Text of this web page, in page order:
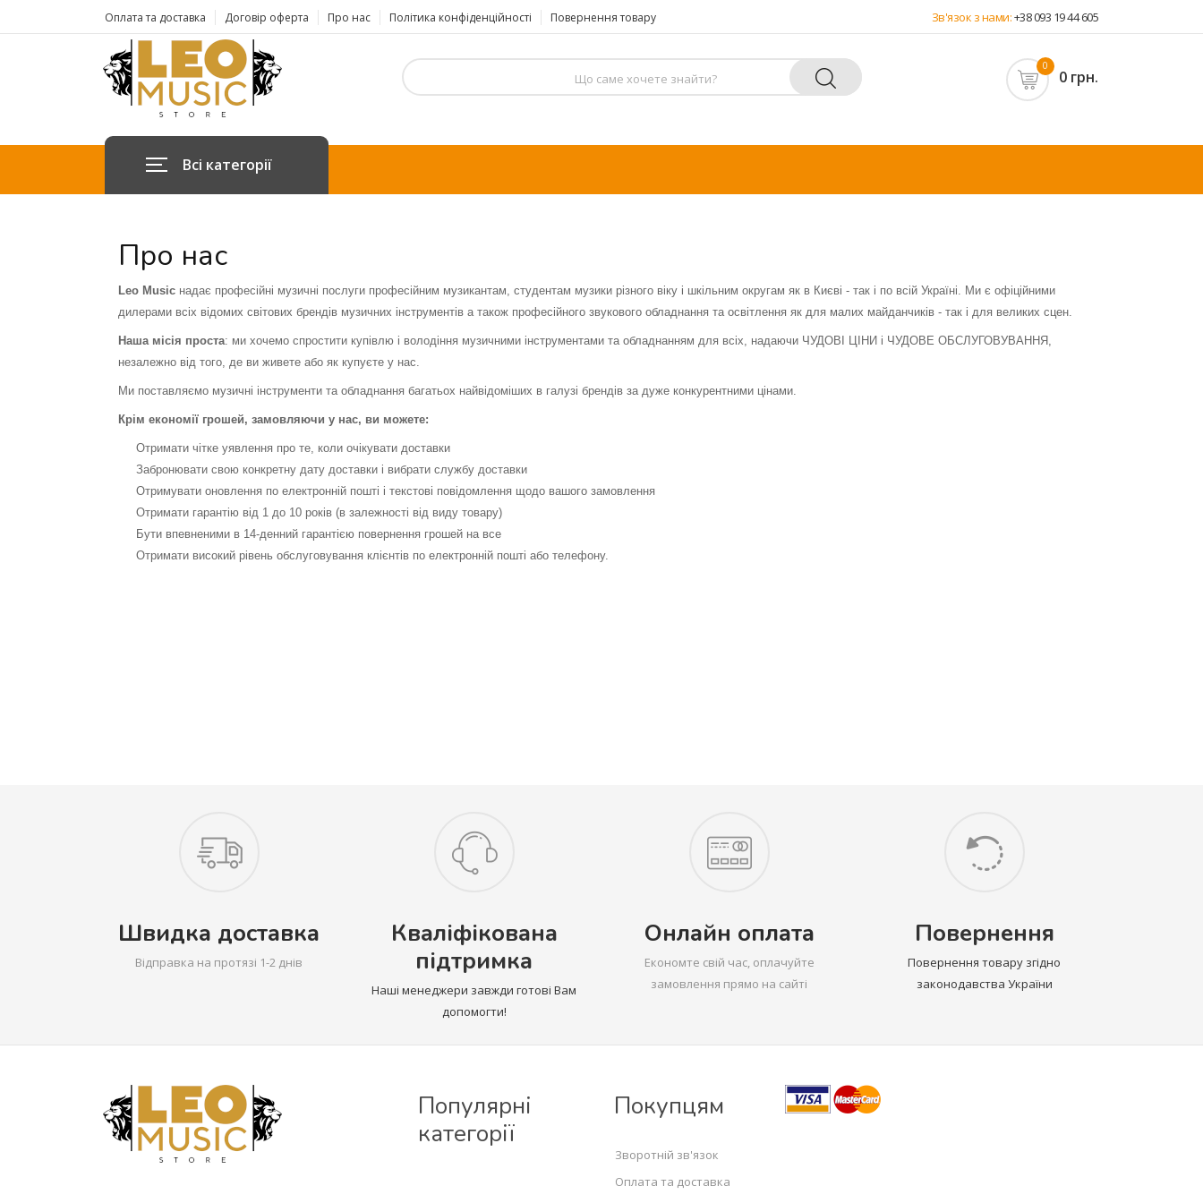
Оплата та доставка Договір оферта Про нас Політика конфіденційності Повернення товару Зв'язок з нами:+38 093 19 44 605
0
0 грн.
Всі категорії
Про нас
Leo Music надає професійні музичні послуги професійним музикантам, студентам музики різного віку і шкільним округам як в Києві - так і по всій Україні. Ми є офіційними
дилерами всіх відомих світових брендів музичних інструментів а також професійного звукового обладнання та освітлення як для малих майданчиків - так і для великих сцен.
Наша місія проста: ми хочемо спростити купівлю і володіння музичними інструментами та обладнанням для всіх, надаючи ЧУДОВІ ЦІНИ і ЧУДОВЕ ОБСЛУГОВУВАННЯ,
незалежно від того, де ви живете або як купуєте у нас.
Ми поставляємо музичні інструменти та обладнання багатьох найвідоміших в галузі брендів за дуже конкурентними цінами.
Крім економії грошей, замовляючи у нас, ви можете:
Отримати чітке уявлення про те, коли очікувати доставки
Забронювати свою конкретну дату доставки і вибрати службу доставки
Отримувати оновлення по електронній пошті і текстові повідомлення щодо вашого замовлення
Отримати гарантію від 1 до 10 років (в залежності від виду товару)
Бути впевненими в 14-денний гарантією повернення грошей на все
Отримати високий рівень обслуговування клієнтів по електронній пошті або телефону.
Швидка доставка
Відправка на протязі 1-2 днів
Кваліфікована
підтримка
Наші менеджери завжди готові Вам
допомогти!
Онлайн оплата
Економте свій час, оплачуйте
замовлення прямо на сайті
Повернення
Повернення товару згідно
законодавства України
Популярні
категорії
Покупцям
Зворотній зв'язок
Оплата та доставка